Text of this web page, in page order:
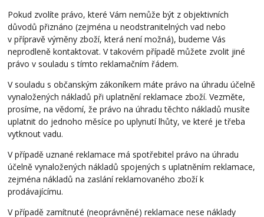
Pokud zvolíte právo, které Vám nemůže být z objektivních
důvodů přiznáno (zejména u neodstranitelných vad nebo
v přípravě výměny zboží, která není možná), budeme Vás
neprodleně kontaktovat. V takovém případě můžete zvolit jiné
právo v souladu s tímto reklamačním řádem.
V souladu s občanským zákoníkem máte právo na úhradu účelně
vynaložených nákladů při uplatnění reklamace zboží. Vezměte,
prosíme, na vědomí, že právo na úhradu těchto nákladů musíte
uplatnit do jednoho měsíce po uplynutí lhůty, ve které je třeba
vytknout vadu.
V případě uznané reklamace má spotřebitel právo na úhradu
účelně vynaložených nákladů spojených s uplatněním reklamace,
zejména nákladů na zaslání reklamovaného zboží k
prodávajícímu.
V případě zamítnuté (neoprávněné) reklamace nese náklady